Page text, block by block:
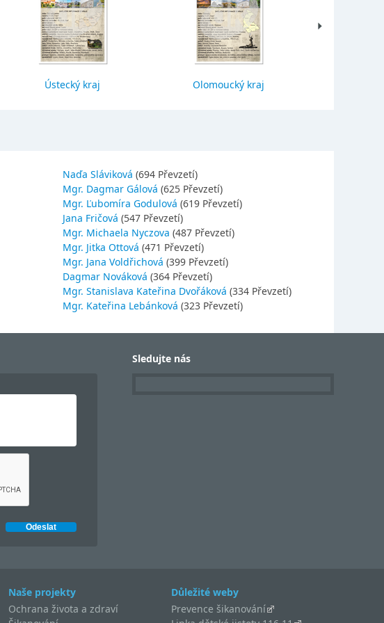
Ústecký kraj Olomoucký kraj
Naďa Sláviková (694 Převzetí)
Mgr. Dagmar Gálová (625 Převzetí)
Mgr. Ľubomíra Godulová (619 Převzetí)
Jana Fričová (547 Převzetí)
Mgr. Michaela Nyczova (487 Převzetí)
Mgr. Jitka Ottová (471 Převzetí)
Mgr. Jana Voldřichová (399 Převzetí)
Dagmar Nováková (364 Převzetí)
Mgr. Stanislava Kateřina Dvořáková (334 Převzetí)
Mgr. Kateřina Lebánková (323 Převzetí)
Sledujte nás
Naše projekty
Ochrana života a zdraví
Důležité weby
Prevence šikanování